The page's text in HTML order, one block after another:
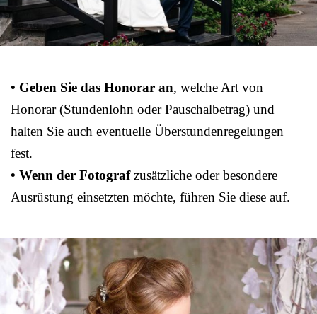
• Geben Sie das Honorar an, welche Art von
Honorar (Stundenlohn oder Pauschalbetrag) und
halten Sie auch eventuelle Überstundenregelungen
fest.
• Wenn der Fotografzusätzliche oder besondere
Ausrüstung einsetzten möchte, führen Sie diese auf.